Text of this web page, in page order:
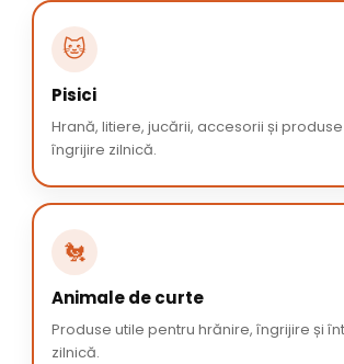
🐱
Pisici
Hrană, litiere, jucării, accesorii și
îngrijire zilnică.
🐔
Animale de curte
Produse utile pentru hrănire, îngrijire și
zilnică.